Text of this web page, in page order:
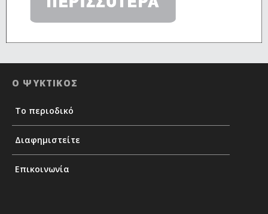
Ο ΨΥΚΤΙΚΟΣ
Το περιοδικό
Διαφημιστείτε
Επικοινωνία